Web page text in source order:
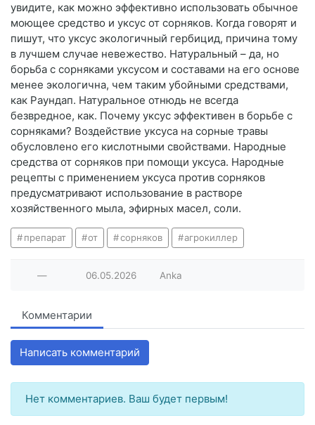
увидите, как можно эффективно использовать обычное
моющее средство и уксус от сорняков. Когда говорят и
пишут, что уксус экологичный гербицид, причина тому
в лучшем случае невежество. Натуральный – да, но
борьба с сорняками уксусом и составами на его основе
менее экологична, чем таким убойными средствами,
как Раундап. Натуральное отнюдь не всегда
безвредное, как. Почему уксус эффективен в борьбе с
сорняками? Воздействие уксуса на сорные травы
обусловлено его кислотными свойствами. Народные
средства от сорняков при помощи уксуса. Народные
рецепты с применением уксуса против сорняков
предусматривают использование в растворе
хозяйственного мыла, эфирных масел, соли.
препарат от сорняков агрокиллер
— 06.05.2026 Anka
Комментарии
Написать комментарий
Нет комментариев. Ваш будет первым!